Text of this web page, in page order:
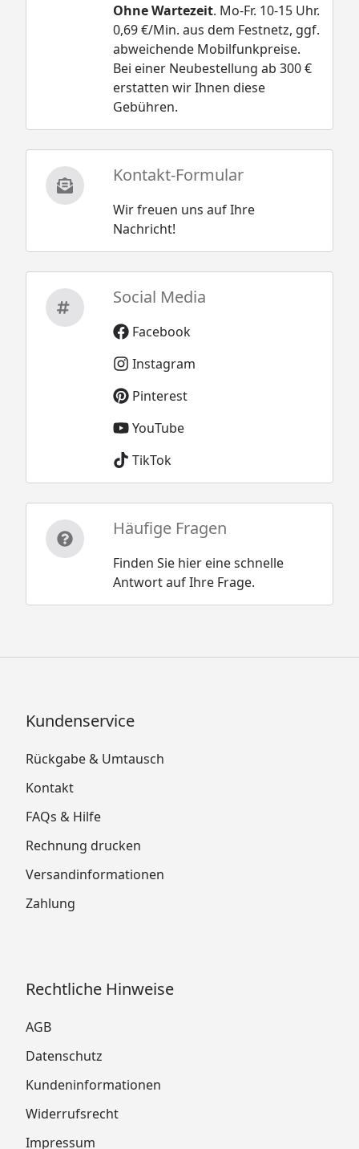
Ohne Wartezeit. Mo-Fr. 10-15 Uhr.
0,69 €/Min. aus dem Festnetz, ggf.
abweichende Mobilfunkpreise.
Bei einer Neubestellung ab 300 €
erstatten wir Ihnen diese
Gebühren.
Kontakt-Formular
Wir freuen uns auf Ihre
Nachricht!
Social Media
Facebook
Instagram
Pinterest
YouTube
TikTok
Häufige Fragen
Finden Sie hier eine schnelle
Antwort auf Ihre Frage.
Kundenservice
Rückgabe & Umtausch
Kontakt
FAQs & Hilfe
Rechnung drucken
Versandinformationen
Zahlung
Rechtliche Hinweise
AGB
Datenschutz
Kundeninformationen
Widerrufsrecht
Impressum